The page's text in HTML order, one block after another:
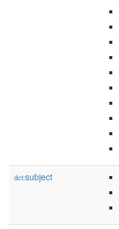
dct:subject